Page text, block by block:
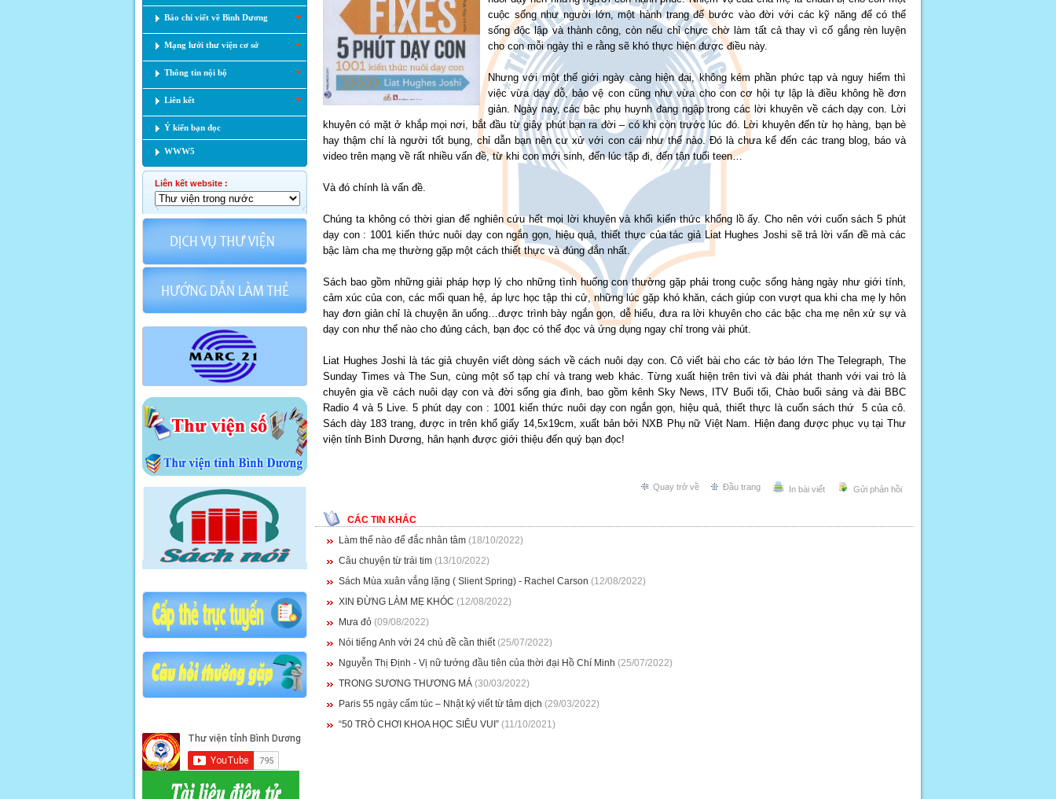
Báo chí viết về Bình Dương
Mạng lưới thư viện cơ sở
Thông tin nội bộ
Liên kết
Ý kiến bạn đọc
WWW5
Liên kết website :
cuộc sống như người lớn, một hành trang để bước vào đời với các kỹ năng để có thể
sống độc lập và thành công, còn nếu chỉ chực chờ làm tất cả thay vì cố gắng rèn luyện
cho con mỗi ngày thì e rằng sẽ khó thực hiện được điều này.
Nhưng với một thế giới ngày càng hiện đại, không kém phần phức tạp và nguy hiểm thì
việc vừa dạy dỗ, bảo vệ con cũng như vừa cho con cơ hội tự lập là điều không hề đơn
giản. Ngày nay, các bậc phụ huynh đang ngập trong các lời khuyên về cách dạy con. Lời
khuyên có mặt ở khắp mọi nơi, bắt đầu từ giây phút bạn ra đời – có khi còn trước lúc đó. Lời khuyên đến từ họ hàng, bạn bè
hay thậm chí là người tốt bụng, chỉ dẫn bạn nên cư xử với con cái như thế nào. Đó là chưa kể đến các trang blog, báo và
video trên mạng về rất nhiều vấn đề, từ khi con mới sinh, đến lúc tập đi, đến tận tuổi teen…
Và đó chính là vấn đề.
Chúng ta không có thời gian để nghiên cứu hết mọi lời khuyên và khối kiến thức khổng lồ ấy. Cho nên với cuốn sách 5 phút
dạy con : 1001 kiến thức nuôi dạy con ngắn gọn, hiệu quả, thiết thực của tác giả Liat Hughes Joshi sẽ trả lời vấn đề mà các
bậc làm cha mẹ thường gặp một cách thiết thực và đúng đắn nhất.
Sách bao gồm những giải pháp hợp lý cho những tình huống con thường gặp phải trong cuộc sống hàng ngày như giới tính,
cảm xúc của con, các mối quan hệ, áp lực học tập thi cử, những lúc gặp khó khăn, cách giúp con vượt qua khi cha mẹ ly hôn
hay đơn giản chỉ là chuyện ăn uống…được trình bày ngắn gọn, dễ hiểu, đưa ra lời khuyên cho các bậc cha mẹ nên xử sự và
dạy con như thế nào cho đúng cách, bạn đọc có thể đọc và ứng dụng ngay chỉ trong vài phút.
Liat Hughes Joshi là tác giả chuyên viết dòng sách về cách nuôi dạy con. Cô viết bài cho các tờ báo lớn The Telegraph, The
Sunday Times và The Sun, cùng một số tạp chí và trang web khác. Từng xuất hiện trên tivi và đài phát thanh với vai trò là
chuyên gia về cách nuôi dạy con và đời sống gia đình, bao gồm kênh Sky News, ITV Buổi tối, Chào buổi sáng và đài BBC
Radio 4 và 5 Live. 5 phút dạy con : 1001 kiến thức nuôi dạy con ngắn gọn, hiệu quả, thiết thực là cuốn sách thứ 5 của cô.
Sách dày 183 trang, được in trên khổ giấy 14,5x19cm, xuất bản bởi NXB Phụ nữ Việt Nam. Hiện đang được phục vụ tại Thư
viện tỉnh Bình Dương, hân hạnh được giới thiệu đến quý bạn đọc!
Gửi phản hồi
In bài viết
Đầu trang
Quay trở về
CÁC TIN KHÁC
Làm thế nào để đắc nhân tâm (18/10/2022)
Câu chuyện từ trái tim (13/10/2022)
Sách Mùa xuân vắng lặng ( Slient Spring) - Rachel Carson (12/08/2022)
XIN ĐỪNG LÀM MẸ KHÓC (12/08/2022)
Mưa đỏ (09/08/2022)
Nói tiếng Anh với 24 chủ đề cần thiết(25/07/2022)
Nguyễn Thị Định - Vị nữ tướng đầu tiên của thời đại Hồ Chí Minh (25/07/2022)
TRONG SƯƠNG THƯƠNG MÁ (30/03/2022)
Paris 55 ngày cấm túc – Nhật ký viết từ tâm dịch (29/03/2022)
“50 TRÒ CHƠI KHOA HỌC SIÊU VUI” (11/10/2021)